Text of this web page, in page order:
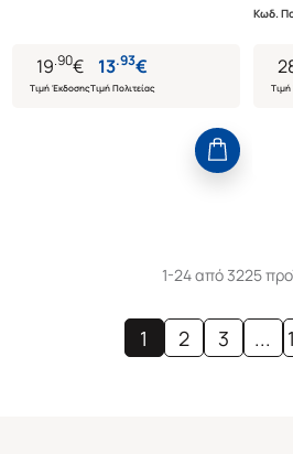
19.90€
Τιμή Έκδοσης
13.93€
Τιμή Πολιτείας
Κωδ.
1-24 από 3225
1 2 3 ...